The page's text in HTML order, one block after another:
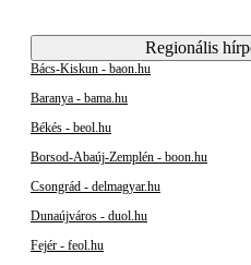
Regionális
Bács-Kiskun - baon.hu
Baranya - bama.hu
Békés - beol.hu
Borsod-Abaúj-Zemplén - boon.hu
Csongrád - delmagyar.hu
Dunaújváros - duol.hu
Fejér - feol.hu